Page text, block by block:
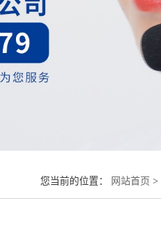
您当前的位置： 网站首页 >